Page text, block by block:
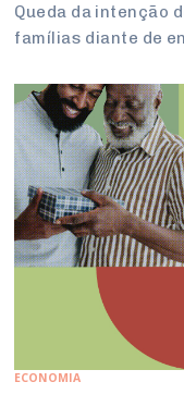
Queda da intenção
famílias diante de
ECONOMIA